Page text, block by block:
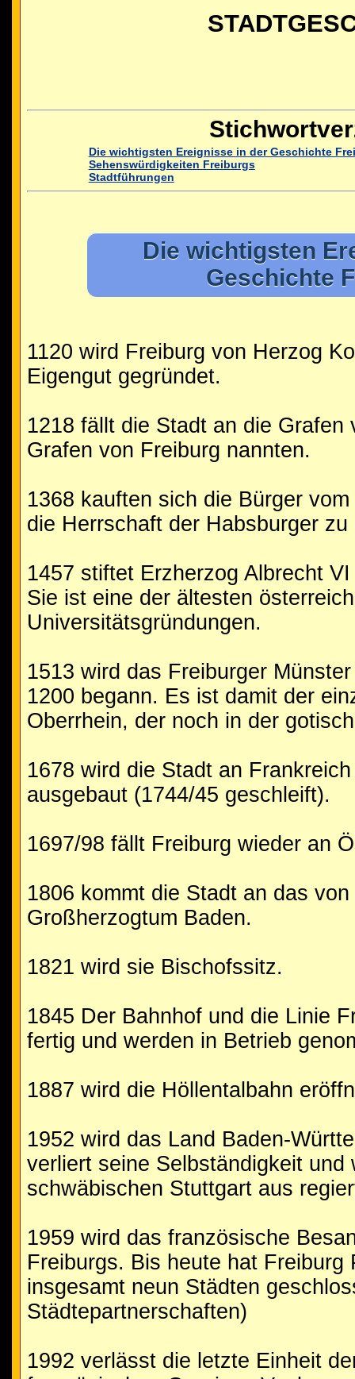
Die wichtigsten Ereignisse in der Geschichte
Sehenswürdigkeiten Freiburgs
Stadtführungen
Die wichtigsten
Geschichte
1120 wird Freiburg von Herzog
Eigengut gegründet.
1218 fällt die Stadt an die
Grafen von Freiburg nannten.
1368 kauften sich die Bürger
die Herrschaft der Habsburger zu
1457 stiftet Erzherzog Albrecht
Sie ist eine der ältesten
Universitätsgründungen.
1513 wird das Freiburger
1200 begann. Es ist damit der
Oberrhein, der noch in der
1678 wird die Stadt an
ausgebaut (1744/45 geschleift).
1697/98 fällt Freiburg wieder an
1806 kommt die Stadt an das
Großherzogtum Baden.
1821 wird sie Bischofssitz.
1845 Der Bahnhof und die Linie
fertig und werden in Betrieb
1887 wird die Höllentalbahn
1952 wird das Land Baden-
verliert seine Selbständigkeit und
schwäbischen Stuttgart aus
1959 wird das französische
Freiburgs. Bis heute hat Freiburg
insgesamt neun Städten
Städtepartnerschaften)
1992 verlässt die letzte Einheit